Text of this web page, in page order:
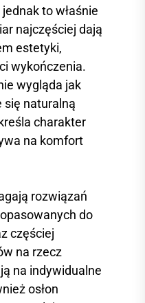
to właśnie
najczęściej dają
estetyki,
wykończenia.
wygląda jak
się naturalną
charakter
na komfort
rozwiązań
do
częściej
na rzecz
na indywidualne
osłon